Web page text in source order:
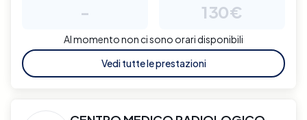
- 130€
Al momento non ci sono orari disponibili
Vedi tutte le prestazioni